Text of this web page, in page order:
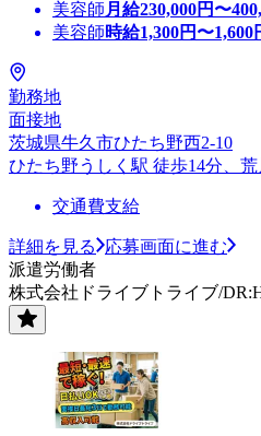
美容師 月給230,000円〜
美容師時給1,300円〜1,600
勤務地
面接地
茨城県牛久市ひたち野西2-10
ひたち野うしく駅 徒歩14分、
交通費支給
詳細を見る
応募画面に進む
派遣労働者
株式会社ドライブトライブ/